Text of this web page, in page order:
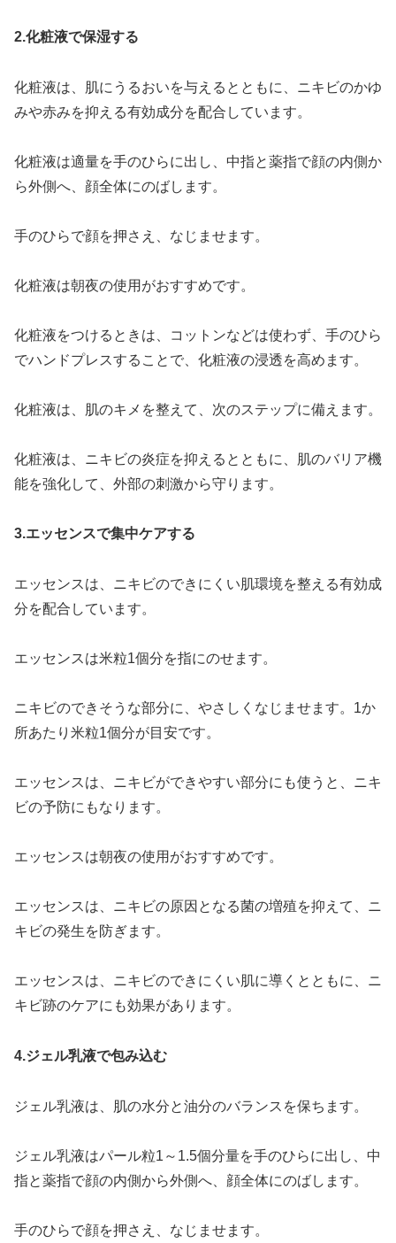
2.化粧液で保湿する
化粧液は、肌にうるおいを与えるとともに、ニキビのかゆ
みや赤みを抑える有効成分を配合しています。
化粧液は適量を手のひらに出し、中指と薬指で顔の内側か
ら外側へ、顔全体にのばします。
手のひらで顔を押さえ、なじませます。
化粧液は朝夜の使用がおすすめです。
化粧液をつけるときは、コットンなどは使わず、手のひら
でハンドプレスすることで、化粧液の浸透を高めます。
化粧液は、肌のキメを整えて、次のステップに備えます。
化粧液は、ニキビの炎症を抑えるとともに、肌のバリア機
能を強化して、外部の刺激から守ります。
3.エッセンスで集中ケアする
エッセンスは、ニキビのできにくい肌環境を整える有効成
分を配合しています。
エッセンスは米粒1個分を指にのせます。
ニキビのできそうな部分に、やさしくなじませます。1か
所あたり米粒1個分が目安です。
エッセンスは、ニキビができやすい部分にも使うと、ニキ
ビの予防にもなります。
エッセンスは朝夜の使用がおすすめです。
エッセンスは、ニキビの原因となる菌の増殖を抑えて、ニ
キビの発生を防ぎます。
エッセンスは、ニキビのできにくい肌に導くとともに、ニ
キビ跡のケアにも効果があります。
4.ジェル乳液で包み込む
ジェル乳液は、肌の水分と油分のバランスを保ちます。
ジェル乳液はパール粒1～1.5個分量を手のひらに出し、中
指と薬指で顔の内側から外側へ、顔全体にのばします。
手のひらで顔を押さえ、なじませます。